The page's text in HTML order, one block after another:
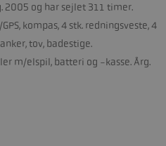
2005 og har sejlet 311 timer.
kompas, 4 stk. redningsveste, 4
tov, badestige.
m/elspil, batteri og -kasse. Årg.